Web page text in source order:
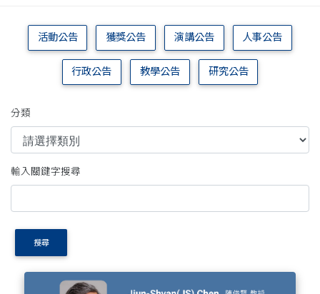
活動公告 獲獎公告 演講公告 人事公告
行政公告 教學公告 研究公告
分類
輸入關鍵字搜尋
搜尋